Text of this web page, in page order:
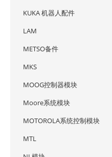
KUKA 机器人配件
LAM
METSO备件
MKS
MOOG控制器模块
Moore系统模块
MOTOROLA系统控制模块
MTL